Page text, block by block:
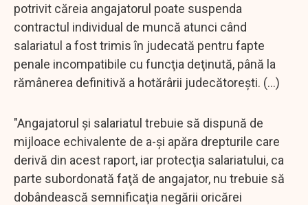
potrivit căreia angajatorul poate suspenda
contractul individual de muncă atunci când
salariatul a fost trimis în judecată pentru fapte
penale incompatibile cu funcţia deţinută, până la
rămânerea definitivă a hotărârii judecătoreşti. (...)
"Angajatorul şi salariatul trebuie să dispună de
mijloace echivalente de a-şi apăra drepturile care
derivă din acest raport, iar protecţia salariatului, ca
parte subordonată faţă de angajator, nu trebuie să
dobândească semnificaţia negării oricărei